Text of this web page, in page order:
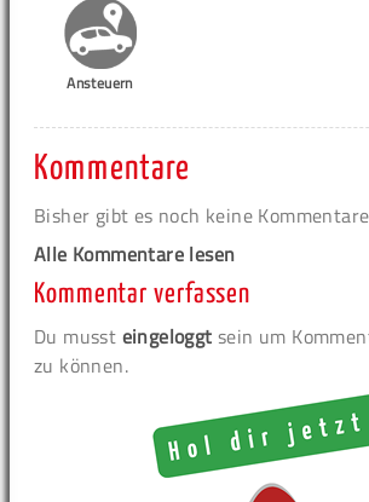
Ansteuern
Kommentare
Bisher gibt es noch keine Kommentare
Alle Kommentare lesen
Kommentar verfassen
Du musst eingeloggt sein um
zu können.